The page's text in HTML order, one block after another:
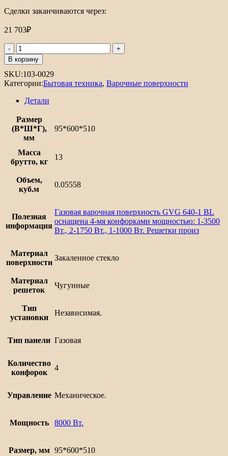
Сделки заканчиваются через:
21 703₽
Количество
товара
Газовая
варочная
поверхность
GVG
1
BL
В корзину
SKU:103-0029
Категории:Бытовая техника, Варочные поверхности
Детали
Размер
(В*Ш*Г),
мм
95*600*510
Масса
брутто, кг
13
Объем,
куб.м
0.05558
Полезная
информация
Газовая варочная поверхность GVG 640-1 BL
оснащена 4-мя конфорками мощностью: 1-3500
Вт., 2-1750 Вт., 1-1000 Вт. Решетки произ
Материал
поверхности
Закаленное стекло
Материал
решеток
Чугунные
Тип
установки
Независимая.
Тип панели Газовая
Количество
конфорок
4
Управление Механическое.
Мощность 8000 Вт.
Размер, мм 95*600*510